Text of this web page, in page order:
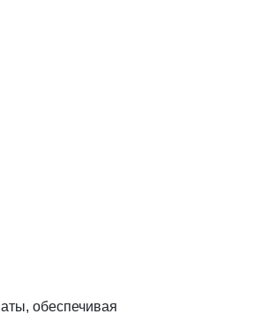
обеспечивая